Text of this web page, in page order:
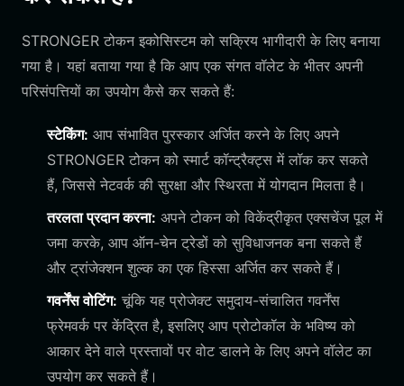
STRONGER टोकन इकोसिस्टम को सक्रिय भागीदारी के लिए बनाया
गया है। यहां बताया गया है कि आप एक संगत वॉलेट के भीतर अपनी
परिसंपत्तियों का उपयोग कैसे कर सकते हैं:
स्टेकिंग: आप संभावित पुरस्कार अर्जित करने के लिए अपने
STRONGER टोकन को स्मार्ट कॉन्ट्रैक्ट्स में लॉक कर सकते
हैं, जिससे नेटवर्क की सुरक्षा और स्थिरता में योगदान मिलता है।
तरलता प्रदान करना: अपने टोकन को विकेंद्रीकृत एक्सचेंज पूल में
जमा करके, आप ऑन-चेन ट्रेडों को सुविधाजनक बना सकते हैं
और ट्रांजेक्शन शुल्क का एक हिस्सा अर्जित कर सकते हैं।
गवर्नेंस वोटिंग: चूंकि यह प्रोजेक्ट समुदाय-संचालित गवर्नेंस
फ्रेमवर्क पर केंद्रित है, इसलिए आप प्रोटोकॉल के भविष्य को
आकार देने वाले प्रस्तावों पर वोट डालने के लिए अपने वॉलेट का
उपयोग कर सकते हैं।